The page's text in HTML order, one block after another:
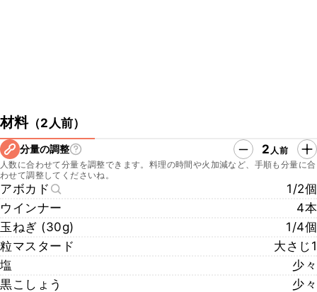
材料（2人前）
分量の調整 2 人前
人数に合わせて分量を調整できます。料理の時間や火加減など、手順も分量に合
わせて調整してくださいね。
アボカド
1/2個
ウインナー
4本
玉ねぎ (30g)
1/4個
粒マスタード
大さじ1
塩
少々
黒こしょう
少々